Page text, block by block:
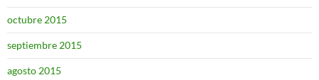
octubre 2015
septiembre 2015
agosto 2015